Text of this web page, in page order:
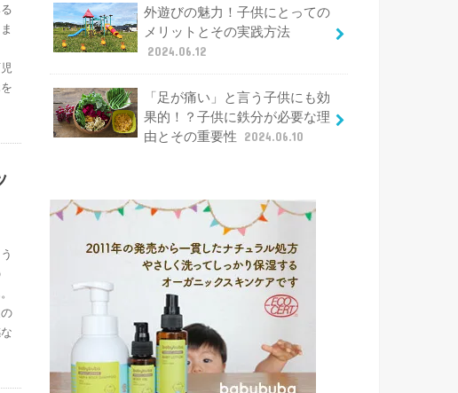
外遊びの魅力！子供にとっての
メリットとその実践方法
2024.06.12
「足が痛い」と言う子供にも効
果的！？子供に鉄分が必要な理
由とその重要性
2024.06.10